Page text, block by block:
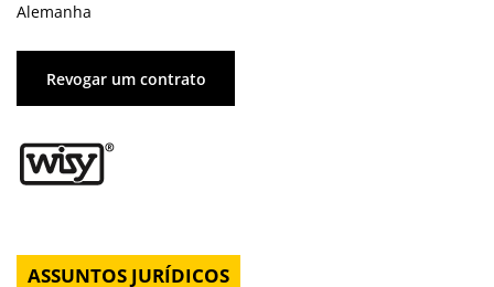
Alemanha
Revogar um contrato
ASSUNTOS JURÍDICOS